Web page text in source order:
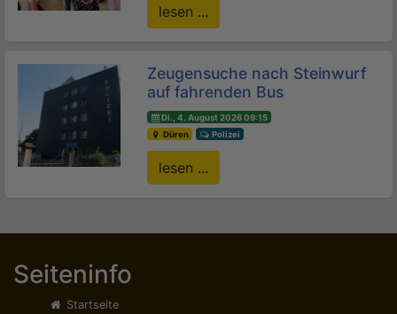
lesen ...
Zeugensuche nach Steinwurf
auf fahrenden Bus
Di., 4. August 2026 09:15
Düren
Polizei
lesen ...
Seiteninfo
Startseite